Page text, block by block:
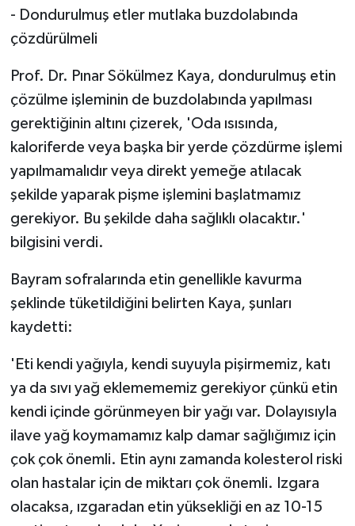
- Dondurulmuş etler mutlaka buzdolabında
çözdürülmeli
Prof. Dr. Pınar Sökülmez Kaya, dondurulmuş etin
çözülme işleminin de buzdolabında yapılması
gerektiğinin altını çizerek, 'Oda ısısında,
kaloriferde veya başka bir yerde çözdürme işlemi
yapılmamalıdır veya direkt yemeğe atılacak
şekilde yaparak pişme işlemini başlatmamız
gerekiyor. Bu şekilde daha sağlıklı olacaktır.'
bilgisini verdi.
Bayram sofralarında etin genellikle kavurma
şeklinde tüketildiğini belirten Kaya, şunları
kaydetti:
'Eti kendi yağıyla, kendi suyuyla pişirmemiz, katı
ya da sıvı yağ eklemememiz gerekiyor çünkü etin
kendi içinde görünmeyen bir yağı var. Dolayısıyla
ilave yağ koymamamız kalp damar sağlığımız için
çok çok önemli. Etin aynı zamanda kolesterol riski
olan hastalar için de miktarı çok önemli. Izgara
olacaksa, ızgaradan etin yüksekliği en az 10-15